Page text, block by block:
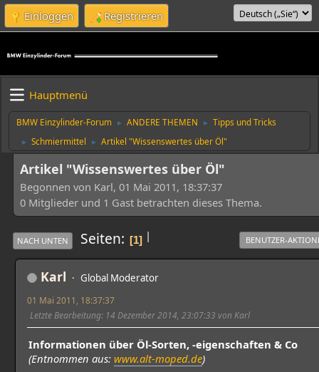
Einloggen Registrieren
Hauptmenü
BMW Einzylinder-Forum ► ANDERE THEMEN ► Tipps und Tricks
► Schmiermittel ► Artikel "Wissenswertes über Öl"
Artikel "Wissenswertes über Öl"
Begonnen von Karl, 01 Mai 2011, 18:37:37
0 Mitglieder und 1 Gast betrachten dieses Thema.
|
NACH UNTEN Seiten 1 BENUTZER-
Karl Global Moderator
01 Mai 2011, 18:37:37
Letzte Bearbeitung: 14 Dezember 2014, 23:07:33 von Karl
Informationen über Öl-Sorten, -eigenschaften & Co
(Entnommen aus: www.alt-moped.de)